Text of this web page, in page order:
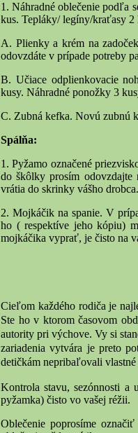
1. Náhradné oblečenie podľa
kus. Tepláky/ legíny/kraťasy
A. Plienky a krém na
odovzdáte v prípade potreby
B. Učiace odplienkovacie
kusy. Náhradné ponožky 3
C. Zubná kefka. Novú zubnú
Spálňa:
1. Pyžamo označené
do škôlky prosím
vrátia do skrinky vášho drobca.
2. Mojkáčik na spanie. V
ho ( respektíve jeho kópiu)
mojkáčika vyprať, je čisto na
Cieľom každého rodiča je
Ste ho v ktorom časovom
autority pri výchove. Vy si
zariadenia vytvára je preto
detičkám nepribaľovali
Kontrola stavu, sezónnosti a
pyžamka) čisto vo vašej réžii.
Oblečenie poprosíme